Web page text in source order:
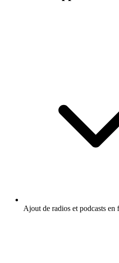
Ajout de radios et podcasts en